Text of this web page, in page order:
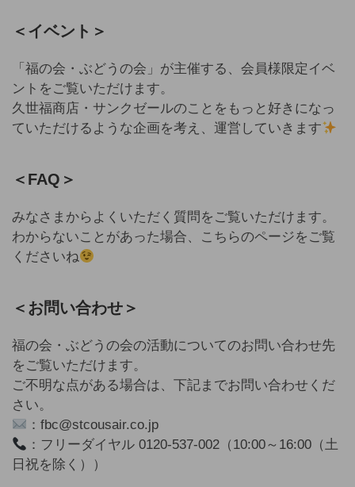
＜イベント＞
「福の会・ぶどうの会」が主催する、会員様限定イベ
ントをご覧いただけます。
久世福商店・サンクゼールのことをもっと好きになっ
ていただけるような企画を考え、運営していきます
＜FAQ＞
みなさまからよくいただく質問をご覧いただけます。
わからないことがあった場合、こちらのページをご覧
くださいね
＜お問い合わせ＞
福の会・ぶどうの会の活動についてのお問い合わせ先
をご覧いただけます。
ご不明な点がある場合は、下記までお問い合わせくだ
さい。
：fbc@stcousair.co.jp
：フリーダイヤル 0120-537-002（10:00～16:00（土
日祝を除く））